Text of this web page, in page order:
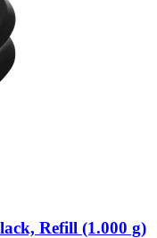
Refill (1.000 g)